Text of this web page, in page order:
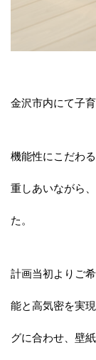
金沢市内にて子
機能性にこだわ
重しあいながら
た。
計画当初よりご
能と高気密を実
グに合わせ、壁